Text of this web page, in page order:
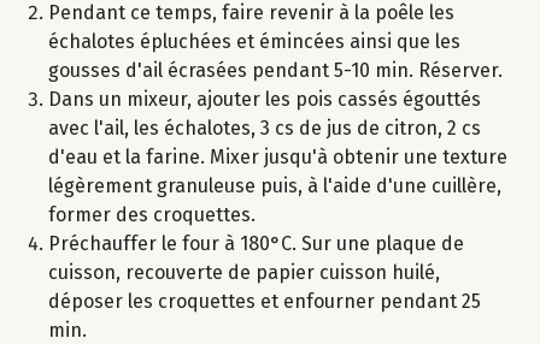
Pendant ce temps, faire revenir à la poêle les
échalotes épluchées et émincées ainsi que les
gousses d'ail écrasées pendant 5-10 min. Réserver.
Dans un mixeur, ajouter les pois cassés égouttés
avec l'ail, les échalotes, 3 cs de jus de citron, 2 cs
d'eau et la farine. Mixer jusqu'à obtenir une texture
légèrement granuleuse puis, à l'aide d'une cuillère,
former des croquettes.
Préchauffer le four à 180°C. Sur une plaque de
cuisson, recouverte de papier cuisson huilé,
déposer les croquettes et enfourner pendant 25
min.